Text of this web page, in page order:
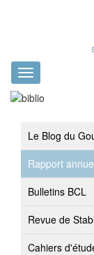
Toggle
navigation
Le Blog du
Rapport
Bulletins BCL
Revue de
Cahiers